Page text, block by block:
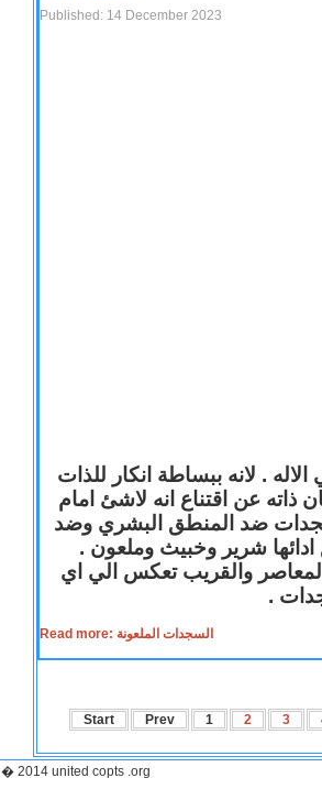
Published: 14 December 2023
. لانه ببساطة انكار للذات
ذاته عن اقتناع انه لاشئ امام
ضد المنطق البشري وضد
ادائها شرير وخبيث وملعون .
المعاصر والقريب تعكس الي اي
.
Read more: السجدات الملعونة
Start Prev 1 2 3
� 2014 united copts .org